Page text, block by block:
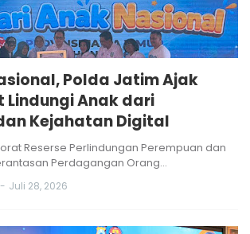
Polda Jatim Ajak
Anak dari
Kejahatan Digital
Reserse Perlindungan Perempuan dan
Perdagangan Orang…
- Juli 28, 2026